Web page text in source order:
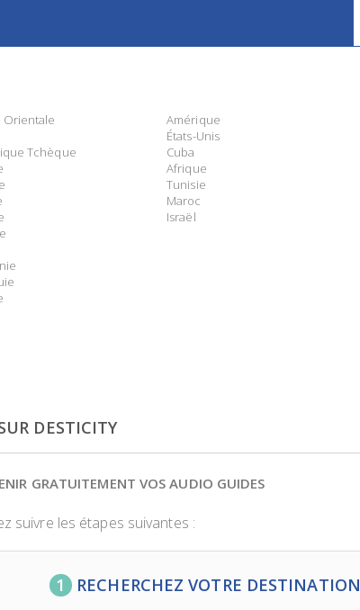
Orientale
Tchèque
Amérique
États-Unis
Cuba
Afrique
Tunisie
Maroc
Israël
DESTICITY
GRATUITEMENT VOS AUDIO GUIDES
suivre les étapes suivantes :
1 RECHERCHEZ VOTRE DESTINATION